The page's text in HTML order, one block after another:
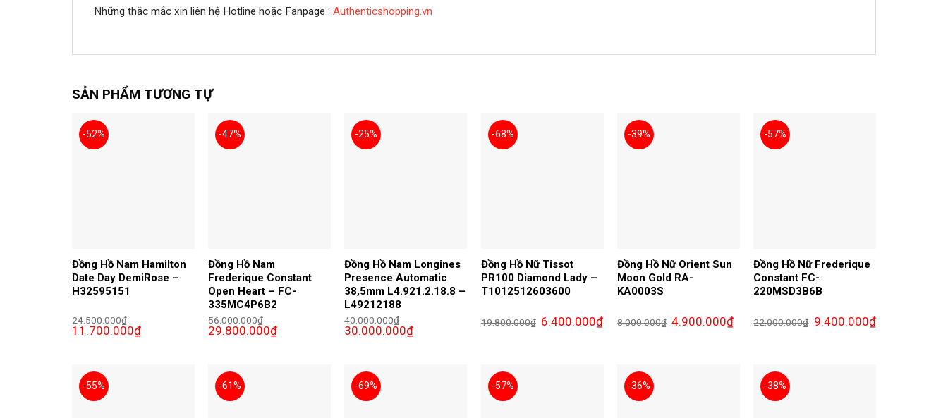
Những thắc mắc xin liên hệ Hotline hoặc Fanpage : Authenticshopping.vn
SẢN PHẨM TƯƠNG TỰ
-52%
Đồng Hồ Nam Hamilton
Date Day DemiRose –
H32595151
24.500.000₫
Giá
gốc
11.700.000₫Giá
hiện
-47%
Đồng Hồ Nam
Frederique Constant
Open Heart – FC-
335MC4P6B2
56.000.000₫
Giá
gốc
29.800.000₫Giá
-25%
Đồng Hồ Nam Longines
Presence Automatic
38,5mm L4.921.2.18.8 –
L49212188
40.000.000₫
Giá
gốc
30.000.000₫Giá
-68%
Đồng Hồ Nữ Tissot
PR100 Diamond Lady –
T1012512603600
19.800.000₫ Giá
gốc
6.400.000₫Giá
hiện
-39%
Đồng Hồ Nữ Orient Sun
Moon Gold RA-
KA0003S
8.000.000₫ Giá
gốc
4.900.000₫Giá
-57%
Đồng Hồ Nữ Frederique
Constant FC-
220MSD3B6B
22.000.000₫ Giá
gốc
9.400.000₫Giá
hiện
-55% -61% -69% -57% -36% -38%